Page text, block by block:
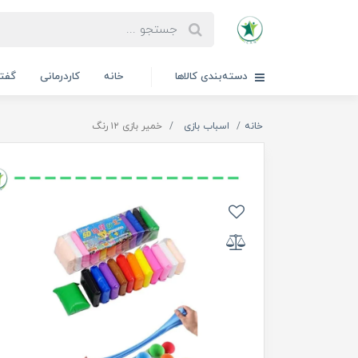
دسته‌بندی کالاها خانه کاردرمانی
خانه اسباب بازی خمیر بازی ۱۲ رنگ